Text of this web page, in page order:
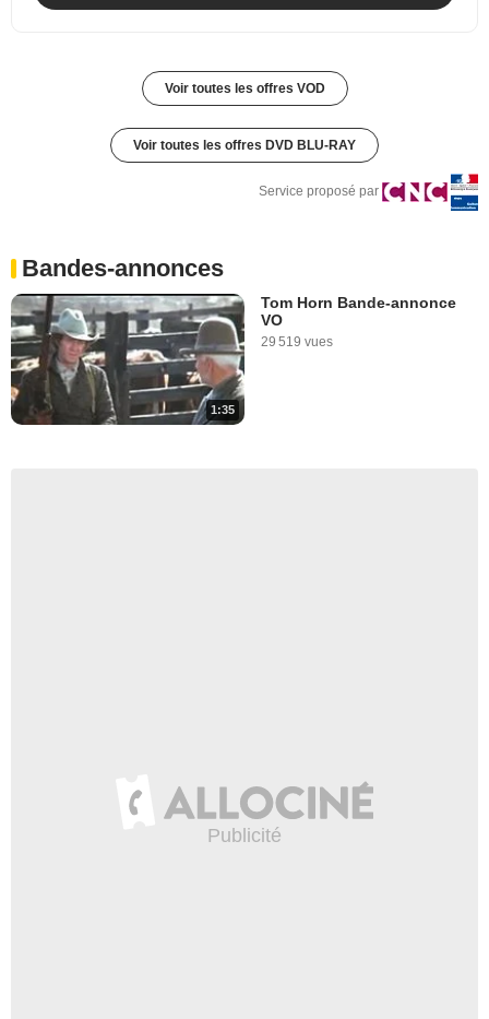
Voir toutes les offres VOD
Voir toutes les offres DVD BLU-RAY
Service proposé par
Bandes-annonces
1:35
Tom Horn Bande-annonce
VO
29 519 vues